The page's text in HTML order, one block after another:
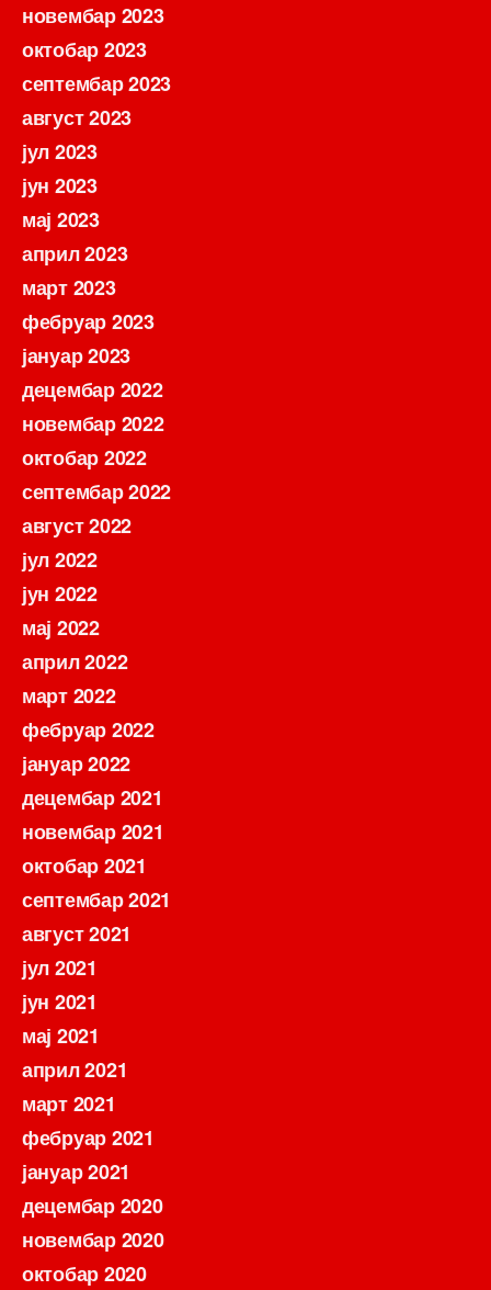
новембар 2023
октобар 2023
септембар 2023
август 2023
јул 2023
јун 2023
мај 2023
април 2023
март 2023
фебруар 2023
јануар 2023
децембар 2022
новембар 2022
октобар 2022
септембар 2022
август 2022
јул 2022
јун 2022
мај 2022
април 2022
март 2022
фебруар 2022
јануар 2022
децембар 2021
новембар 2021
октобар 2021
септембар 2021
август 2021
јул 2021
јун 2021
мај 2021
април 2021
март 2021
фебруар 2021
јануар 2021
децембар 2020
новембар 2020
октобар 2020